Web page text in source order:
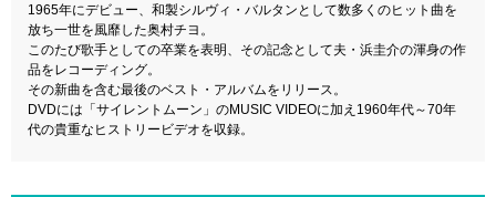
1965年にデビュー、和製シルヴィ・バルタンとして数多くのヒット曲を
放ち一世を風靡した奥村チヨ。
このたび歌手としての卒業を表明、その記念として夫・浜圭介の渾身の作
品をレコーディング。
その新曲を含む最後のベスト・アルバムをリリース。
DVDには「サイレントムーン」のMUSIC VIDEOに加え1960年代～70年
代の貴重なヒストリービデオを収録。